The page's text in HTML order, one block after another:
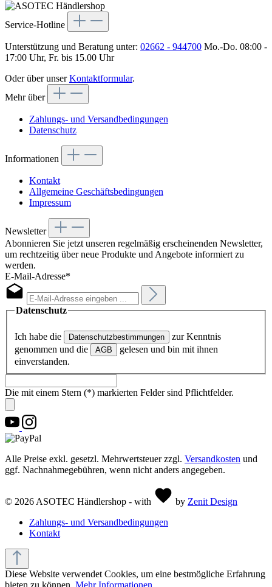
Service-Hotline
Unterstützung und Beratung unter: 02662 - 944700 Mo.-Do. 08:00 -
17:00 Uhr, Fr. bis 15.00 Uhr
Oder über unserKontaktformular.
Mehr über
Zahlungs- und Versandbedingungen
Datenschutz
Informationen
Kontakt
Allgemeine Geschäftsbedingungen
Impressum
Newsletter
Abonnieren Sie jetzt unseren regelmäßig erscheinenden Newsletter,
um rechtzeitig über neue Produkte und Angebote informiert zu
werden.
E-Mail-Adresse*
Datenschutz
Ich habe die Datenschutzbestimmungen
zur Kenntnis
genommen und die
AGB
gelesen und bin mit ihnen
einverstanden.
Die mit einem Stern (*) markierten Felder sind Pflichtfelder.
Alle Preise exkl. gesetzl. Mehrwertsteuer zzgl. Versandkosten und
ggf. Nachnahmegebühren, wenn nicht anders angegeben.
© 2026 ASOTEC Händlershop - with by Zenit Design
Zahlungs- und Versandbedingungen
Kontakt
Diese Website verwendet Cookies, um eine bestmögliche Erfahrung
bieten zu können. Mehr Informationen ...